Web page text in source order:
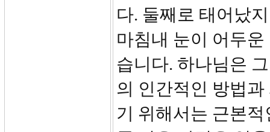
다. 둘째로 태어났
마침내 눈이 어두
습니다. 하나님은
의 인간적인 방법
기 위해서는 근본